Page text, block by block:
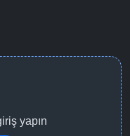
yapın